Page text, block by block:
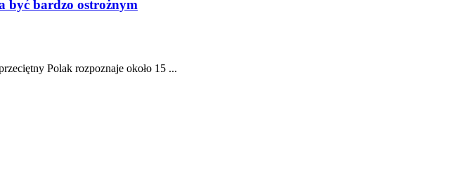
być bardzo ostrożnym
Polak rozpoznaje około 15 ...